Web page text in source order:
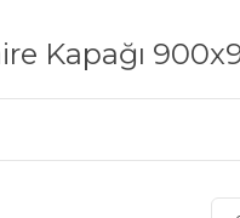
Kapağı